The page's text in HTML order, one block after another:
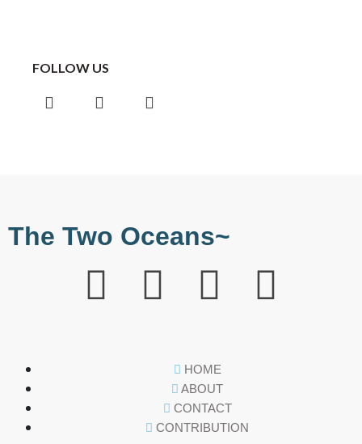
FOLLOW US
The Two Oceans~
HOME
ABOUT
CONTACT
CONTRIBUTION